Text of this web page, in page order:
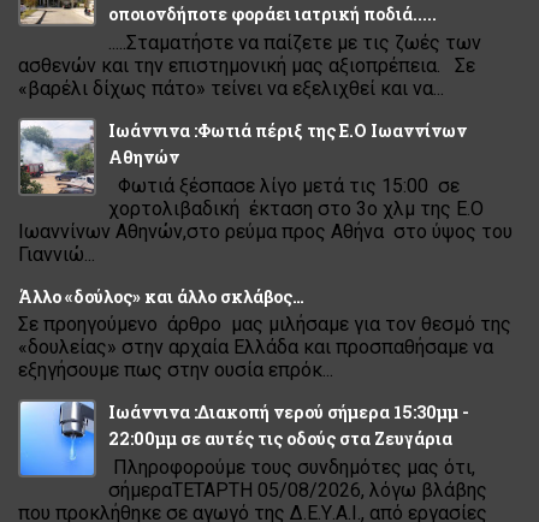
οποιονδήποτε φοράει ιατρική ποδιά.....
.....Σταματήστε να παίζετε με τις ζωές των
ασθενών και την επιστημονική μας αξιοπρέπεια. Σε
«βαρέλι δίχως πάτο» τείνει να εξελιχθεί και να...
Ιωάννινα :Φωτιά πέριξ της Ε.Ο Ιωαννίνων
Αθηνών
Φωτιά ξέσπασε λίγο μετά τις 15:00 σε
χορτολιβαδική έκταση στο 3ο χλμ της Ε.Ο
Ιωαννίνων Αθηνών,στο ρεύμα προς Αθήνα στο ύψος του
Γιαννιώ...
Άλλο «δούλος» και άλλο σκλάβος…
Σε προηγούμενο άρθρο μας μιλήσαμε για τον θεσμό της
«δουλείας» στην αρχαία Ελλάδα και προσπαθήσαμε να
εξηγήσουμε πως στην ουσία επρόκ...
Ιωάννινα :Διακοπή νερού σήμερα 15:30μμ -
22:00μμ σε αυτές τις οδούς στα Ζευγάρια
Πληροφορούμε τους συνδημότες μας ότι,
σήμεραΤΕΤΑΡΤΗ 05/08/2026, λόγω βλάβης
που προκλήθηκε σε αγωγό της Δ.Ε.Υ.Α.Ι., από εργασίες